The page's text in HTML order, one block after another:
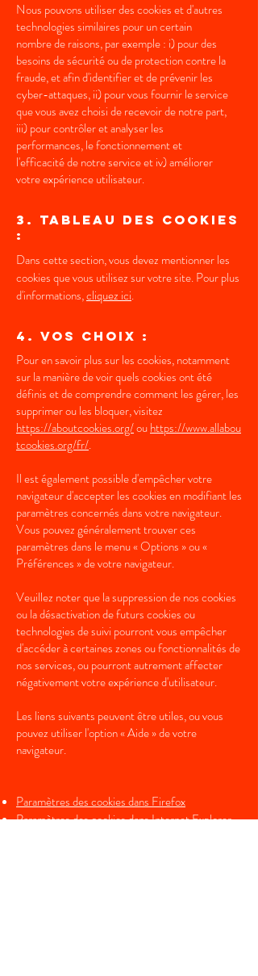
Nous pouvons utiliser des cookies et d'autres
technologies similaires pour un certain
nombre de raisons, par exemple : i) pour des
besoins de sécurité ou de protection contre la
fraude, et afin d'identifier et de prévenir les
cyber-attaques, ii) pour vous fournir le service
que vous avez choisi de recevoir de notre part,
iii) pour contrôler et analyser les
performances, le fonctionnement et
l'efficacité de notre service et iv) améliorer
votre expérience utilisateur.
3. Tableau des cookies
:
Dans cette section, vous devez mentionner les
cookies que vous utilisez sur votre site. Pour plus
d'informations,cliquez ici.
4. Vos choix :
Pour en savoir plus sur les cookies, notamment
sur la manière de voir quels cookies ont été
définis et de comprendre comment les gérer, les
supprimer ou les bloquer, visitez
https://aboutcookies.org/ouhttps://www.allabou
tcookies.org/fr/.
Il est également possible d'empêcher votre
navigateur d'accepter les cookies en modifiant les
paramètres concernés dans votre navigateur.
Vous pouvez généralement trouver ces
paramètres dans le menu « Options » ou «
Préférences » de votre navigateur.
Veuillez noter que la suppression de nos cookies
ou la désactivation de futurs cookies ou
technologies de suivi pourront vous empêcher
d'accéder à certaines zones ou fonctionnalités de
nos services, ou pourront autrement affecter
négativement votre expérience d'utilisateur.
Les liens suivants peuvent être utiles, ou vous
pouvez utiliser l'option « Aide » de votre
navigateur.
Paramètres des cookies dans Firefox
Paramètres des cookies dans Internet Explorer